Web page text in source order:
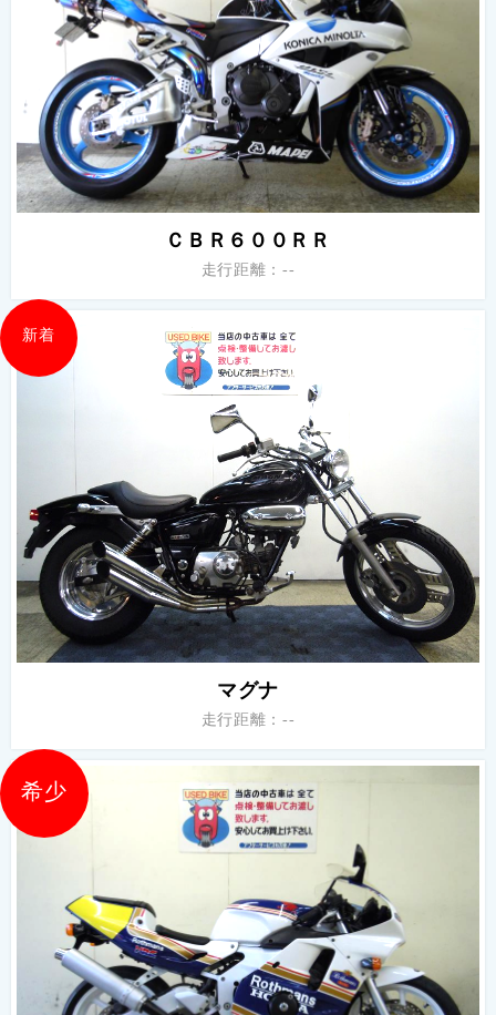
ＣＢＲ６００ＲＲ
走行距離：--
新着
マグナ
走行距離：--
希少